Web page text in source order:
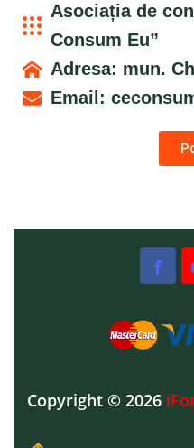
Asociația de
Consum Eu”
Adresa: mun.
Email:
Copyright © 2026